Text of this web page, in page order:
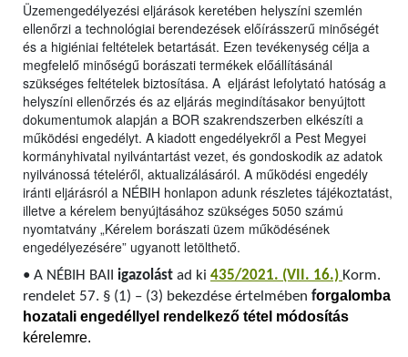
Üzemengedélyezési eljárások keretében helyszíni szemlén
ellenőrzi a technológiai berendezések előírásszerű minőségét
és a higiéniai feltételek betartását. Ezen tevékenység célja a
megfelelő minőségű borászati termékek előállításánál
szükséges feltételek biztosítása. A eljárást lefolytató hatóság a
helyszíni ellenőrzés és az eljárás megindításakor benyújtott
dokumentumok alapján a BOR szakrendszerben elkészíti a
működési engedélyt. A kiadott engedélyekről a Pest Megyei
kormányhivatal nyilvántartást vezet, és gondoskodik az adatok
nyilvánossá tételéről, aktualizálásáról. A működési engedély
iránti eljárásról a NÉBIH honlapon adunk részletes tájékoztatást,
illetve a kérelem benyújtásához szükséges 5050 számú
nyomtatvány „Kérelem borászati üzem működésének
engedélyezésére” ugyanott letölthető.
• A NÉBIH BAII igazolást ad ki 435/2021. (VII. 16.) Korm.
rendelet 57. § (1) – (3) bekezdése értelmében forgalomba
hozatali engedéllyel rendelkező tétel módosítás
kérelemre.